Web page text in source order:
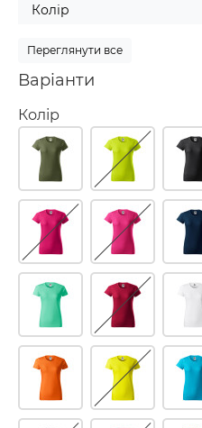
Колір
Переглянути все
Варіанти
Колір